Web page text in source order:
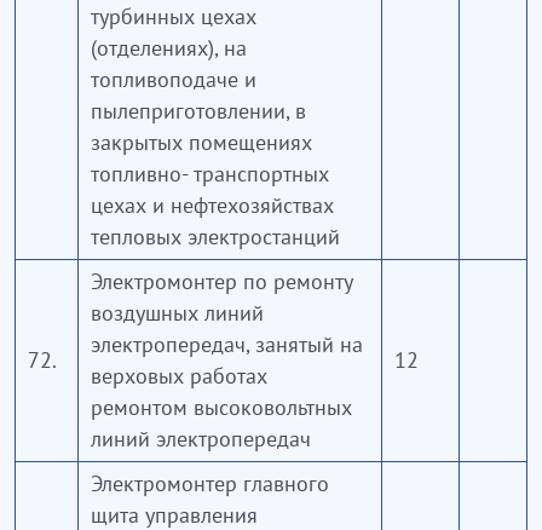
турбинных цехах
(отделениях), на
топливоподаче и
пылеприготовлении, в
закрытых помещениях
топливно- транспортных
цехах и нефтехозяйствах
тепловых электростанций
72.
Электромонтер по ремонту
воздушных линий
электропередач, занятый на
верховых работах
ремонтом высоковольтных
линий электропередач
12
Электромонтер главного
щита управления